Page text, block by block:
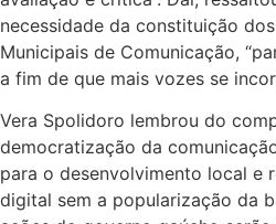
necessidade da constituição
Municipais de Comunicação,
a fim de que mais vozes se
Vera Spolidoro lembrou do
democratização da
para o desenvolvimento local e
digital sem a popularização da